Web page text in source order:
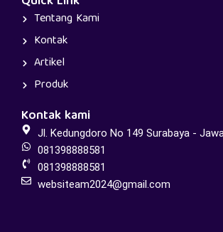
Tentang Kami
Kontak
Artikel
Produk
Kontak kami
Jl. Kedungdoro No 149 Surabaya -
081398888581
081398888581
websiteam2024@gmail.com